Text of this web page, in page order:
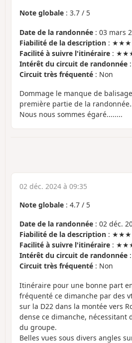
Note globale : 3.7 / 5
Date de la randonnée : 03 mars
Fiabilité de la description :
Facilité à suivre l'itinéraire :
Intérêt du circuit de randonnée
Circuit très fréquenté : Non
Dommage le manque de
première partie de la
Nous nous sommes égaré........
02 déc. 2024 à 09:35
Note globale : 4.7 / 5
Date de la randonnée : 02 déc.
Fiabilité de la description :
Facilité à suivre l'itinéraire :
Intérêt du circuit de randonnée
Circuit très fréquenté : Non
Itinéraire pour une bonne part
fréquenté ce dimanche par des
sur la D22 dans la montée vers
dense ce dimanche, nécessitant
du groupe.
Belles vues sous divers angles